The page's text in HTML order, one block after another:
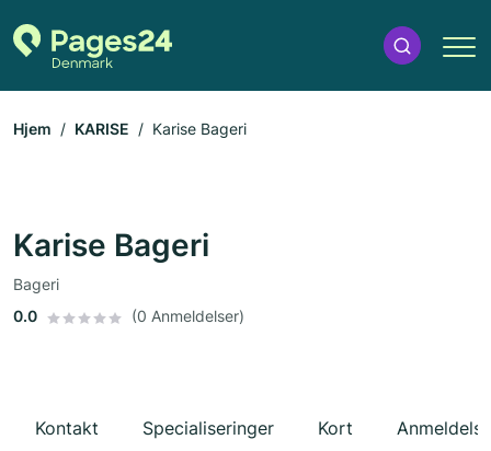
Hjem KARISE Karise Bageri
Karise Bageri
Bageri
0.0
(0 Anmeldelser)
Kontakt Specialiseringer Kort